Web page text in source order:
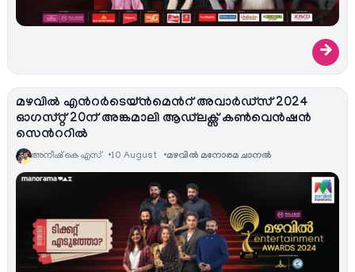
→
മഴവിൽ എന്‍റര്‍ടെയ്ൻമെന്‍റ് അവാർഡ്‌സ് 2024
ഓഗസ്റ്റ് 20ന് അങ്കമാലി ആഡ്‍ലക്സ് കണ്‍വെന്‍ഷന്‍
സെന്‍ററില്‍
അനീഷ്‌ കെ എസ് 10 August മഴവിൽ മനോരമ ചാനല്‍